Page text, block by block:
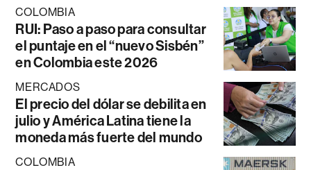
COLOMBIA
RUI: Paso a paso para consultar
el puntaje en el “nuevo Sisbén”
en Colombia este 2026
MERCADOS
El precio del dólar se debilita en
julio y América Latina tiene la
moneda más fuerte del mundo
COLOMBIA